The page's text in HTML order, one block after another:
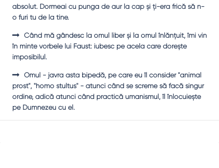
absolut. Dormeai cu punga de aur la cap şi ţi-era frică să n-
o furi tu de la tine.
Când mă gândesc la omul liber şi la omul înlănţuit, îmi vin
în minte vorbele lui Faust: iubesc pe acela care doreşte
imposibilul.
Omul - javra asta bipedă, pe care eu îl consider "animal
prost", "homo stultus" - atunci când se screme să facă singur
ordine, adică atunci când practică umanismul, îl înlocuieşte
pe Dumnezeu cu el.